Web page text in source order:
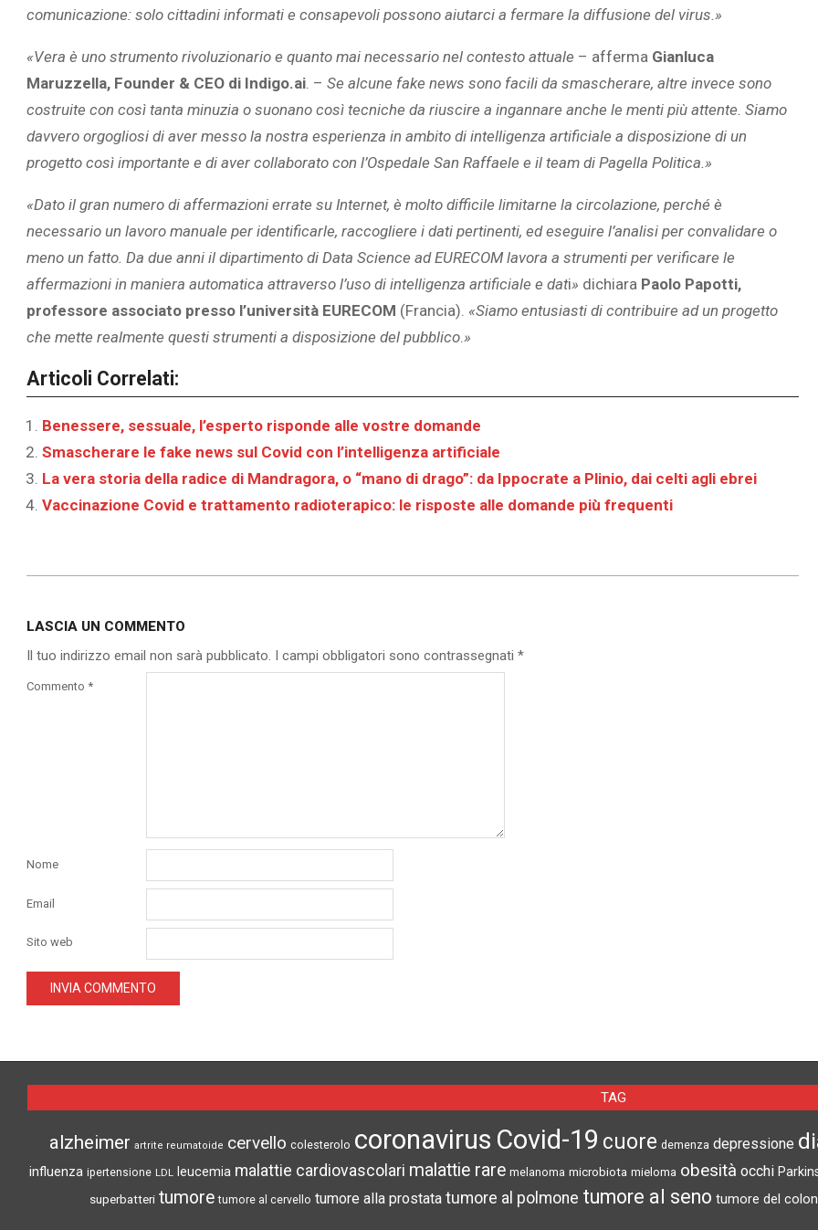
comunicazione: solo cittadini informati e consapevoli possono aiutarci a fermare la diffusione del virus.»
«Vera è uno strumento rivoluzionario e quanto mai necessario nel contesto attuale – afferma Gianluca
Maruzzella, Founder & CEO di Indigo.ai . – Se alcune fake news sono facili da smascherare, altre invece sono
costruite con così tanta minuzia o suonano così tecniche da riuscire a ingannare anche le menti più attente. Siamo
davvero orgogliosi di aver messo la nostra esperienza in ambito di intelligenza artificiale a disposizione di un
progetto così importante e di aver collaborato con l’Ospedale San Raffaele e il team di Pagella Politica.»
«Dato il gran numero di affermazioni errate su Internet, è molto difficile limitarne la circolazione, perché è
necessario un lavoro manuale per identificarle, raccogliere i dati pertinenti, ed eseguire l’analisi per convalidare o
meno un fatto. Da due anni il dipartimento di Data Science ad EURECOM lavora a strumenti per verificare le
affermazioni in maniera automatica attraverso l’uso di intelligenza artificiale e dati» dichiara Paolo Papotti,
professore associato presso l’università EURECOM (Francia). «Siamo entusiasti di contribuire ad un progetto
che mette realmente questi strumenti a disposizione del pubblico »
Articoli Correlati:
Benessere, sessuale, l’esperto risponde alle vostre domande
Smascherare le fake news sul Covid con l’intelligenza artificiale
La vera storia della radice di Mandragora, o “mano di drago”: da Ippocrate a Plinio, dai celti agli ebrei
Vaccinazione Covid e trattamento radioterapico: le risposte alle domande più frequenti
15
LASCIA UN COMMENTO
Il tuo indirizzo email non sarà pubblicato. I campi obbligatori sono contrassegnati *
Commento *
Nome
Email
Sito web
TAG
alzheimer artrite reumatoide cervello colesterolo coronavirus Covid-19 cuore demenza depressione
influenza ipertensione LDL leucemia malattie cardiovascolari malattie rare melanoma microbiota mieloma obesità occhi
superbatteri tumore tumore al cervello tumore alla prostata tumore al polmone tumore al seno tumore del colon